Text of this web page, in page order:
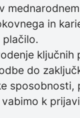
in
plačilo.
do
k